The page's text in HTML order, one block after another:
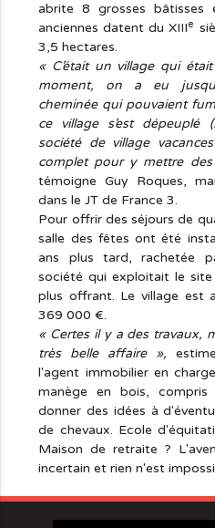
abrite 8 grosses bâtisses
anciennes datent du XIIIe
3,5 hectares.
« C’était un village qui
moment, on a eu
cheminée qui pouvaient
ce village s’est dépeuplé
société de village
complet pour y mettre des
témoigne Guy Roques,
dans le JT de France 3.
Pour offrir des séjours de
salle des fêtes ont été
ans plus tard, rachetée
société qui exploitait le
plus offrant. Le village est
369 000 €.
« Certes il y a des travaux,
très belle affaire »,
l'agent immobilier en
manège en bois,
donner des idées à
de chevaux. Ecole
Maison de retraite ?
incertain et rien n'est